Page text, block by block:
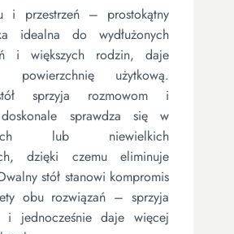
i przestrzeń – prostokątny
idealna do wydłużonych
i większych rodzin, daje
powierzchnię użytkową.
sprzyja rozmowom i
sprawdza się w
lub niewielkich
dzięki czemu eliminuje
stół stanowi kompromis
obu rozwiązań – sprzyja
i jednocześnie daje więcej